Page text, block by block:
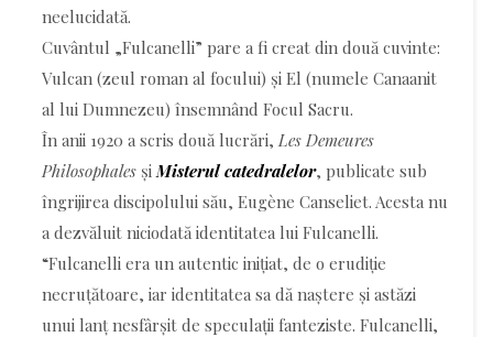
neelucidată.
Cuvântul „Fulcanelli” pare a fi creat din două cuvinte:
Vulcan (zeul roman al focului) și El (numele Canaanit
al lui Dumnezeu) însemnând Focul Sacru.
În anii 1920 a scris două lucrări,Les Demeures
Philosophales șiMisterul catedralelor, publicate sub
îngrijirea discipolului său, Eugène Canseliet. Acesta nu
a dezvăluit niciodată identitatea lui Fulcanelli.
“Fulcanelli era un autentic inițiat, de o erudiție
necruțătoare, iar identitatea sa dă naștere și astăzi
unui lanț nesfârșit de speculații fanteziste. Fulcanelli,